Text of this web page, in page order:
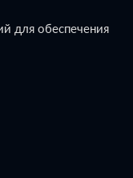
для обеспечения